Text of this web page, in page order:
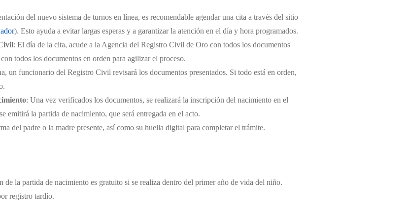
del nuevo sistema de turnos en línea, es recomendable agendar una cita a través del sitio
). Esto ayuda a evitar largas esperas y a garantizar la atención en el día y hora programados.
: El día de la cita, acude a la Agencia del Registro Civil de Oro con todos los documentos
todos los documentos en orden para agilizar el proceso.
un funcionario del Registro Civil revisará los documentos presentados. Si todo está en orden,
: Una vez verificados los documentos, se realizará la inscripción del nacimiento en el
emitirá la partida de nacimiento, que será entregada en el acto.
del padre o la madre presente, así como su huella digital para completar el trámite.
la partida de nacimiento es gratuito si se realiza dentro del primer año de vida del niño.
registro tardío.